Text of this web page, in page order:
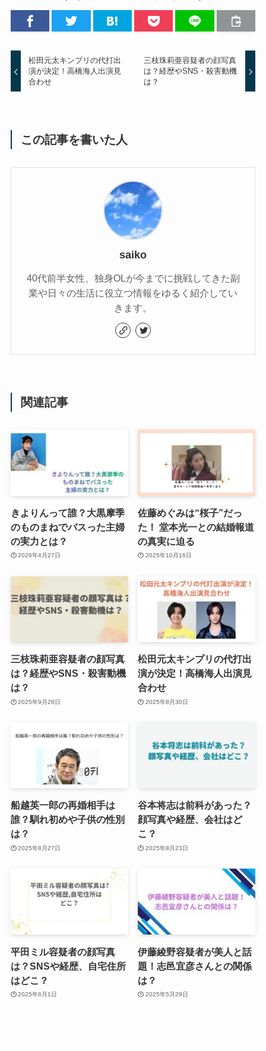
松田元太キンプリの代打出
演が決定！高橋海人出演見
合わせ
三枝珠莉亜容疑者の顔写真
は？経歴やSNS・殺害動機
は？
この記事を書いた人
saiko
40代前半女性、独身OLが今までに挑戦してきた副
業や日々の生活に役立つ情報をゆるく紹介してい
きます。
関連記事
きよりんって誰？大黒摩季
のものまねでバスった主婦
の実力とは？
2026年4月27日
佐藤めぐみは“桜子”だっ
た！ 堂本光一との結婚報道
の真実に迫る
2025年10月16日
三枝珠莉亜容疑者の顔写真
は？経歴やSNS・殺害動機
は？
2025年9月28日
松田元太キンプリの代打出
演が決定！高橋海人出演見
合わせ
2025年8月30日
船越英一郎の再婚相手は
誰？馴れ初めや子供の性別
は？
2025年8月27日
谷本将志は前科があった？
顔写真や経歴、会社はど
こ？
2025年8月23日
平田ミル容疑者の顔写真
は？SNSや経歴、自宅住所
はどこ？
2025年6月1日
伊藤綾野容疑者が美人と話
題！志邑宜彦さんとの関係
は？
2025年5月29日